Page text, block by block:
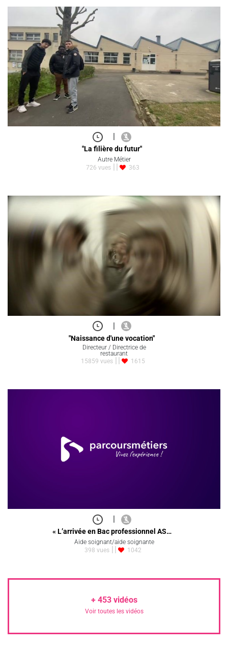
"La filière du futur"
Autre Métier
726 vues
363
|
"Naissance d'une vocation"
Directeur / Directrice de
restaurant
15859 vues
1615
|
« L’arrivée en Bac professionnel AS…
Aide soignant/aide soignante
398 vues
1042
+ 453vidéos
Voir toutes les vidéos